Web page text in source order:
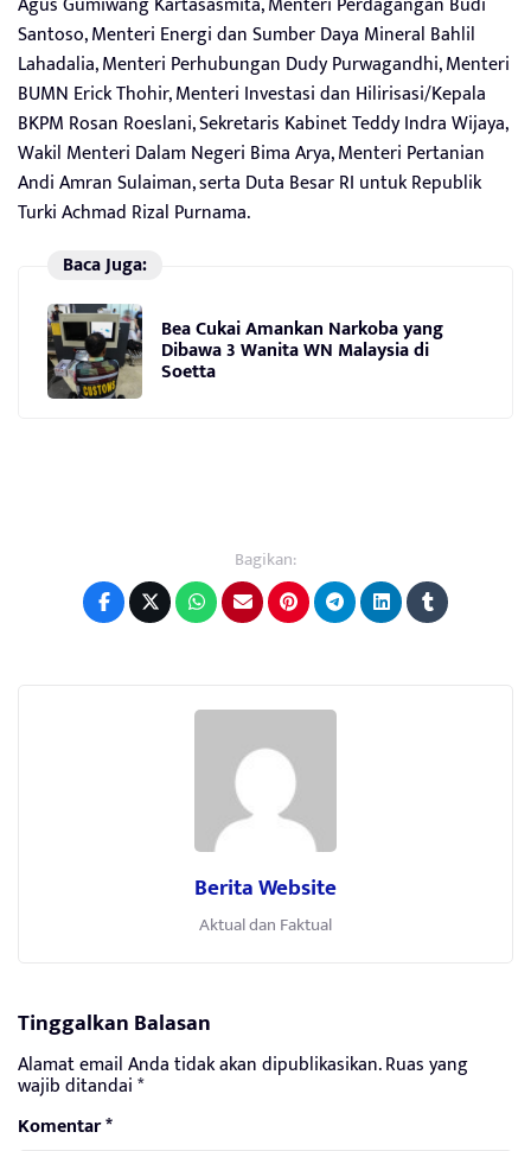
Santoso, Menteri Energi dan Sumber Daya Mineral Bahlil
Lahadalia, Menteri Perhubungan Dudy Purwagandhi, Menteri
BUMN Erick Thohir, Menteri Investasi dan Hilirisasi/Kepala
BKPM Rosan Roeslani, Sekretaris Kabinet Teddy Indra Wijaya,
Wakil Menteri Dalam Negeri Bima Arya, Menteri Pertanian
Andi Amran Sulaiman, serta Duta Besar RI untuk Republik
Turki Achmad Rizal Purnama.
Baca Juga:
Bea Cukai Amankan Narkoba yang
Dibawa 3 Wanita WN Malaysia di
Soetta
Bagikan:
Berita Website
Aktual dan Faktual
Tinggalkan Balasan
Alamat email Anda tidak akan dipublikasikan.Ruas yang
wajib ditandai*
Komentar*